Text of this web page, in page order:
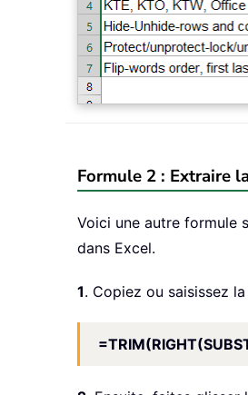
Formule 2 : Extraire
Voici une autre formule
dans Excel.
1. Copiez ou saisissez